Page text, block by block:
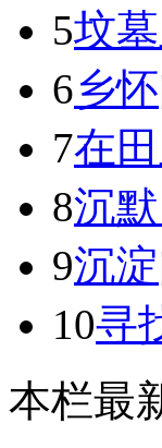
5坟
6乡怀
7在
8沉
9沉淀
10寻
本栏最